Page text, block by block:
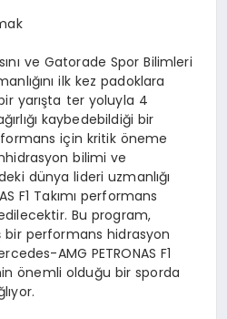
ve Gatorade Spor Bilimleri
ilk kez padoklara
yarışta ter yoluyla 4
kaybedebildiği bir
için kritik öneme
bilimi ve
dünya lideri uzmanlığı
F1 Takımı performans
Bu program,
performans hidrasyon
AMG PETRONAS F1
önemli olduğu bir sporda